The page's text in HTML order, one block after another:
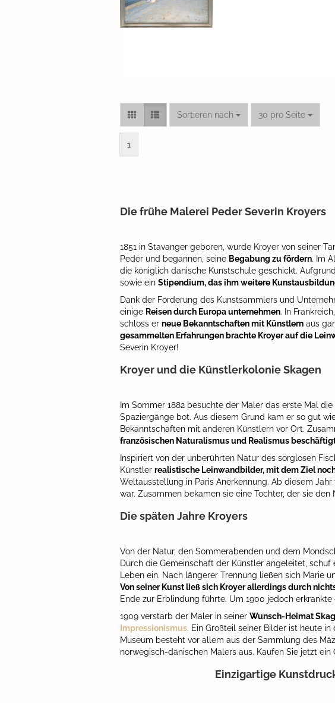
Sortieren nach
Sortieren nach 30 pro Seite
pro Seite
1
Die frühe Malerei Peder Severin Kroyers
1851 in Stavanger geboren, wurde Kroyer von seiner
Peder und begannen, seine Begabung zu fördern. Im
die königlich dänische Kunstschule geschickt.
sowie ein Stipendium, das ihm weitere
Dank der Förderung des Kunstsammlers und
einige Reisen durch Europa unternehmen. In
schloss er neue Bekanntschaften mit Künstlern aus
gesammelten Erfahrungen brachte Kroyer auf die
Severin Kroyer!
Kroyer und die Künstlerkolonie Skagen
Im Sommer 1882 besuchte der Maler das erste Mal die
Spaziergänge bot. Aus diesem Grund kam er so gut
Bekanntschaften mit anderen Künstlern vor Ort.
französischen Naturalismus und Realismus
Inspiriert von der unberührten Natur des sorglosen
Künstler realistische Leinwandbilder, mit dem Ziel
Weltausstellung in Paris Anerkennung. Ab diesem
war. Zusammen bekamen sie eine Tochter, der sie den
Die späten Jahre Kroyers
Von der Natur, den Sommerabenden und dem
Durch die Gemeinschaft der Künstler angeleitet,
Leben ein. Nach längerer Trennung ließen sich Marie
Von seiner Kunst ließ sich Kroyer allerdings durch
Ende zur Erblindung führte. Um 1900 jedoch
1909 verstarb der Maler in seiner Wunsch-Heimat
Impressionismus. Ein Großteil seiner Bilder ist heute in
Museum besteht vor allem aus der Sammlung des
norwegisch-dänischen Malers aus. Kaufen Sie jetzt
Einzigartige